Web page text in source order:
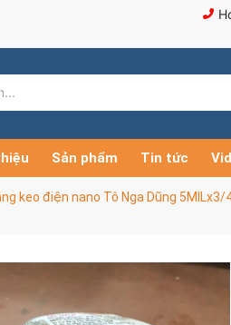
Sản phẩm Tin tức
keo điện nano Tô Nga Dũng